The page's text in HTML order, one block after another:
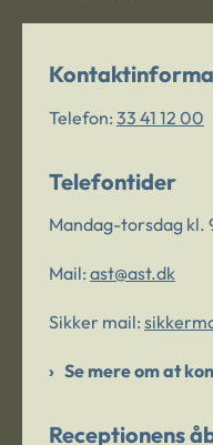
Telefon: 33 41 12 00
Telefontider
Mandag-torsdag kl.
Mail: ast@ast.dk
Sikker mail:
Se mere om at
Receptionens